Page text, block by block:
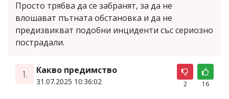
Просто трябва да се забранят, за да не
влошават пътната обстановка и да не
предизвикват подобни инциденти със сериозно
пострадали.
1. Какво предимство
31.07.2025 10:36:02 2 16